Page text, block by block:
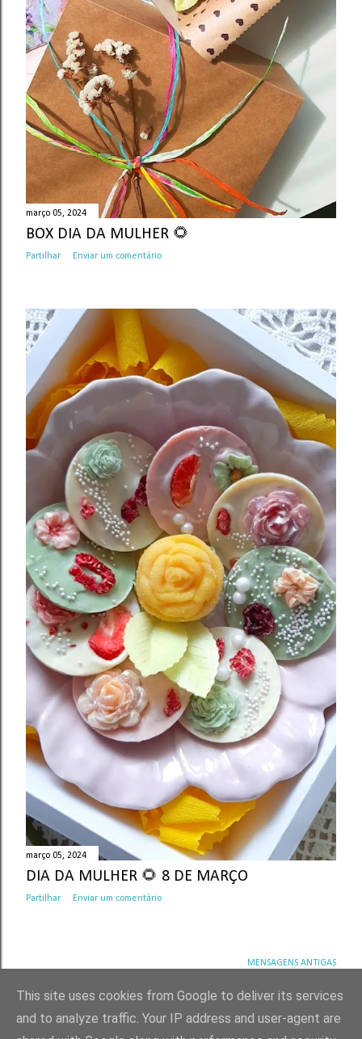
março 05, 2024
BOX DIA DA MULHER 🌻
Partilhar Enviar um comentário
março 05, 2024
DIA DA MULHER 🌻 8 DE MARÇO
Partilhar Enviar um comentário
MENSAGENS ANTIGAS
This site uses cookies from Google to deliver its services
and to analyze traffic. Your IP address and user-agent are